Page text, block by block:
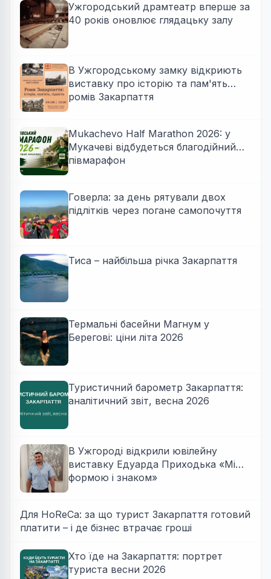
Ужгородський драмтеатр вперше за
40 років оновлює глядацьку залу
В Ужгородському замку відкриють
виставку про історію та пам'ять
ромів Закарпаття
Mukachevo Half Marathon 2026: у
Мукачеві відбудеться благодійний
півмарафон
Говерла: за день рятували двох
підлітків через погане самопочуття
Тиса – найбільша річка Закарпаття
Термальні басейни Магнум у
Берегові: ціни літа 2026
Туристичний барометр Закарпаття:
аналітичний звіт, весна 2026
В Ужгороді відкрили ювілейну
виставку Едуарда Приходька «Між
формою і знаком»
Для HoReCa: за що турист Закарпаття готовий
платити – і де бізнес втрачає гроші
Хто їде на Закарпаття: портрет
туриста весни 2026